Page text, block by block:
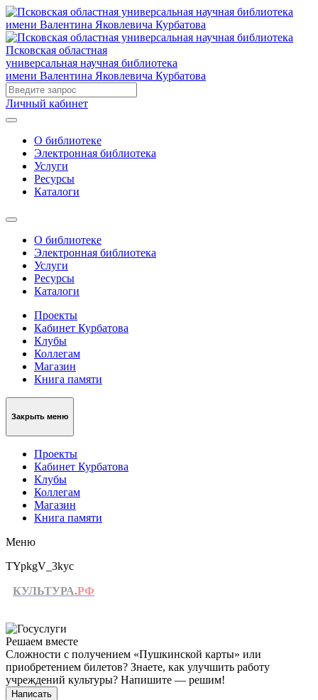
Псковская областная
универсальная научная библиотека
имени Валентина Яковлевича Курбатова
Личный кабинет
О библиотеке
Электронная библиотека
Услуги
Ресурсы
Каталоги
О библиотеке
Электронная библиотека
Услуги
Ресурсы
Каталоги
Проекты
Кабинет Курбатова
Клубы
Коллегам
Магазин
Книга памяти
Закрыть меню
Проекты
Кабинет Курбатова
Клубы
Коллегам
Магазин
Книга памяти
Меню
TYpkgV_3kyc
КУЛЬТУРА.РФ
Решаем вместе
Сложности с получением «Пушкинской карты» или
приобретением билетов? Знаете, как улучшить работу
учреждений культуры? Напишите — решим!
Написать